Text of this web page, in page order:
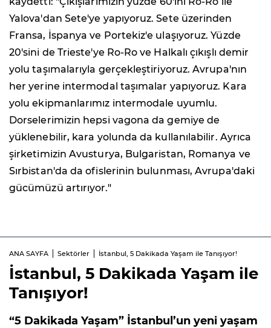
Yalova'dan Sete'ye yapıyoruz. Sete üzerinden
Fransa, İspanya ve Portekiz'e ulaşıyoruz. Yüzde
20'sini de Trieste'ye Ro-Ro ve Halkalı çıkışlı demir
yolu taşımalarıyla gerçekleştiriyoruz. Avrupa'nın
her yerine intermodal taşımalar yapıyoruz. Kara
yolu ekipmanlarımız intermodale uyumlu.
Dorselerimizin hepsi vagona da gemiye de
yüklenebilir, kara yolunda da kullanılabilir. Ayrıca
şirketimizin Avusturya, Bulgaristan, Romanya ve
Sırbistan'da da ofislerinin bulunması, Avrupa'daki
gücümüzü artırıyor."
ANA SAYFA Sektörler İstanbul, 5 Dakikada Yaşam ile Tanışıyor!
İstanbul, 5 Dakikada Yaşam ile
Tanışıyor!
“5 Dakikada Yaşam” İstanbul’un yeni yaşam